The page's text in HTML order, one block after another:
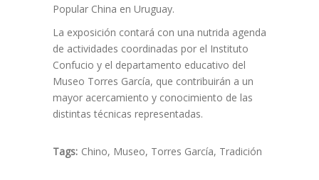
Popular China en Uruguay.
La exposición contará con una nutrida agenda
de actividades coordinadas por el Instituto
Confucio y el departamento educativo del
Museo Torres García, que contribuirán a un
mayor acercamiento y conocimiento de las
distintas técnicas representadas.
Tags: Chino, Museo, Torres García, Tradición